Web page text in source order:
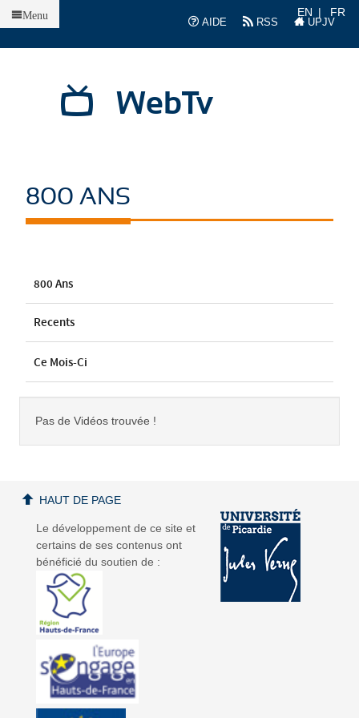
AIDE
RSS UPJV
EN FR
WebTv
Menu
800 ANS
800 Ans
Recents
Ce Mois-Ci
Pas de Vidéos trouvée !
Le développement de ce site et
certains de ses contenus ont
bénéficié du soutien de :
HAUT DE PAGE